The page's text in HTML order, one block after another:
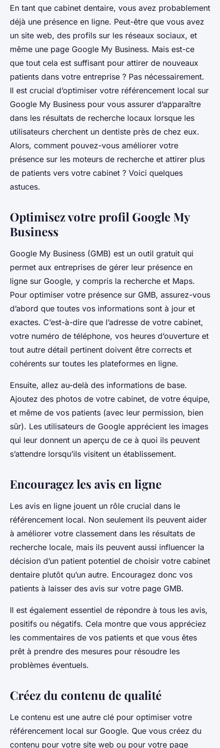
Quelles astuces pour optimiser
le référencement local d'un
cabinet dentaire sur Google
My Business?
Julia•31 mars 2024 •6 min de lecture
En tant que cabinet dentaire, vous avez probablement
déjà une présence en ligne. Peut-être que vous avez
un site web, des profils sur les réseaux sociaux, et
même une page Google My Business. Mais est-ce
que tout cela est suffisant pour attirer de nouveaux
patients dans votre entreprise ? Pas nécessairement.
Il est crucial d’optimiser votre référencement local sur
Google My Business pour vous assurer d’apparaître
dans les résultats de recherche locaux lorsque les
utilisateurs cherchent un dentiste près de chez eux.
Alors, comment pouvez-vous améliorer votre
présence sur les moteurs de recherche et attirer plus
de patients vers votre cabinet ? Voici quelques
astuces.
Optimisez votre profil Google My
Business
Google My Business (GMB) est un outil gratuit qui
permet aux entreprises de gérer leur présence en
ligne sur Google, y compris la recherche et Maps.
Pour optimiser votre présence sur GMB, assurez-vous
d’abord que toutes vos informations sont à jour et
exactes. C’est-à-dire que l’adresse de votre cabinet,
votre numéro de téléphone, vos heures d’ouverture et
tout autre détail pertinent doivent être corrects et
cohérents sur toutes les plateformes en ligne.
Ensuite, allez au-delà des informations de base.
Ajoutez des photos de votre cabinet, de votre équipe,
et même de vos patients (avec leur permission, bien
sûr). Les utilisateurs de Google apprécient les images
qui leur donnent un aperçu de ce à quoi ils peuvent
s’attendre lorsqu’ils visitent un établissement.
Encouragez les avis en ligne
Les avis en ligne jouent un rôle crucial dans le
référencement local. Non seulement ils peuvent aider
à améliorer votre classement dans les résultats de
recherche locale, mais ils peuvent aussi influencer la
décision d’un patient potentiel de choisir votre cabinet
dentaire plutôt qu’un autre. Encouragez donc vos
patients à laisser des avis sur votre page GMB.
Il est également essentiel de répondre à tous les avis,
positifs ou négatifs. Cela montre que vous appréciez
les commentaires de vos patients et que vous êtes
prêt à prendre des mesures pour résoudre les
problèmes éventuels.
Créez du contenu de qualité
Le contenu est une autre clé pour optimiser votre
référencement local sur Google. Que vous créez du
contenu pour votre site web ou pour votre page